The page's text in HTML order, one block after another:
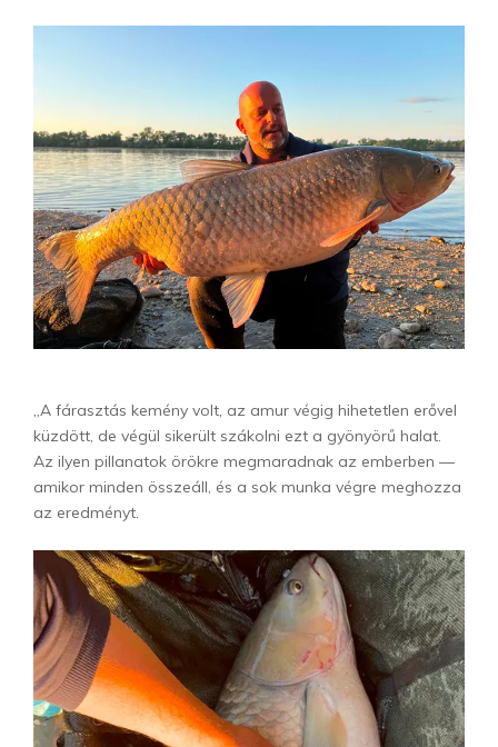
„A fárasztás kemény volt, az amur végig hihetetlen erővel
küzdött, de végül sikerült szákolni ezt a gyönyörű halat.
Az ilyen pillanatok örökre megmaradnak az emberben —
amikor minden összeáll, és a sok munka végre meghozza
az eredményt.